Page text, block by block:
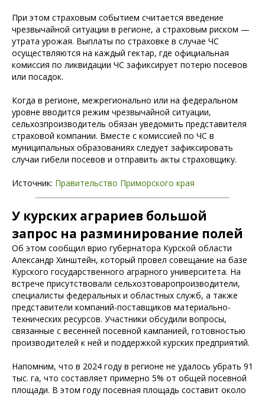
При этом страховым событием считается введение
чрезвычайной ситуации в регионе, а страховым риском —
утрата урожая. Выплаты по страховке в случае ЧС
осуществляются на каждый гектар, где официальная
комиссия по ликвидации ЧС зафиксирует потерю посевов
или посадок.
Когда в регионе, межрегионально или на федеральном
уровне вводится режим чрезвычайной ситуации,
сельхозпроизводитель обязан уведомить представителя
страховой компании. Вместе с комиссией по ЧС в
муниципальных образованиях следует зафиксировать
случаи гибели посевов и отправить акты страховщику.
Источник: Правительство Приморского края
У курских аграриев большой
запрос на разминирование полей
Об этом сообщил врио губернатора Курской области
Александр Хинштейн, который провел совещание на базе
Курского государственного аграрного университета. На
встрече присутствовали сельхозтоваропроизводители,
специалисты федеральных и областных служб, а также
представители компаний-поставщиков материально-
технических ресурсов. Участники обсудили вопросы,
связанные с весенней посевной кампанией, готовностью
производителей к ней и поддержкой курских предприятий.
Напомним, что в 2024 году в регионе не удалось убрать 91
тыс. га, что составляет примерно 5% от общей посевной
площади. В этом году посевная площадь составит около